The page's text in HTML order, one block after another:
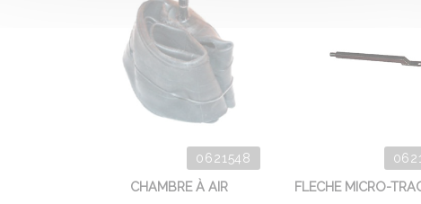
0621548
CHAMBRE À AIR FLECHE MICRO-